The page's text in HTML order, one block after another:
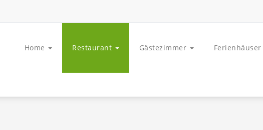
Home Restaurant Gästezimmer